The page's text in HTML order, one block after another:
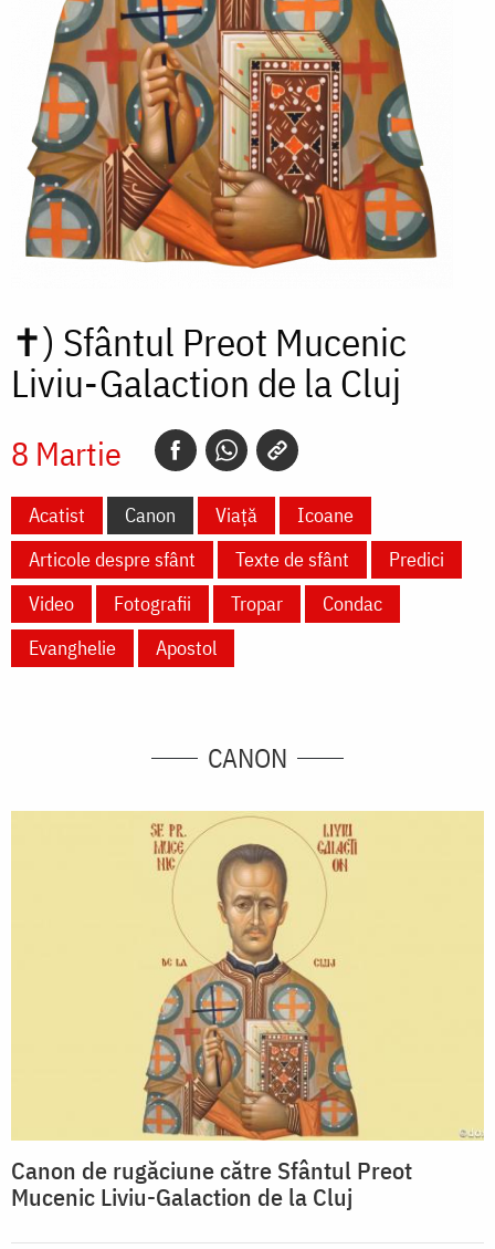
✝) Sfântul Preot Mucenic
Liviu-Galaction de la Cluj
8 Martie
Acatist Canon Viață
Icoane
Articole despre sfânt
Texte de sfânt
Predici
Video
Fotografii Tropar
Condac
Evanghelie
Apostol
CANON
Canon de rugăciune către Sfântul Preot
Mucenic Liviu-Galaction de la Cluj